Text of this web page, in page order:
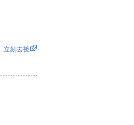
立刻去捡